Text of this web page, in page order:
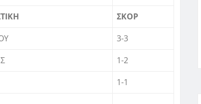
ΣΚΟΡ
3-3
1-2
1-1